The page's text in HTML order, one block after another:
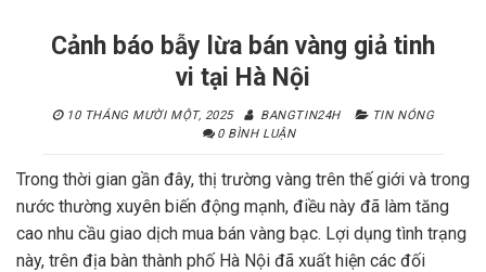
Cảnh báo bẫy lừa bán vàng giả tinh
vi tại Hà Nội
10 THÁNG MƯỜI MỘT, 2025 BANGTIN24H
TIN NÓNG
0 BÌNH LUẬN
Trong thời gian gần đây, thị trường vàng trên thế giới và trong
nước thường xuyên biến động mạnh, điều này đã làm tăng
cao nhu cầu giao dịch mua bán vàng bạc. Lợi dụng tình trạng
này, trên địa bàn thành phố Hà Nội đã xuất hiện các đối